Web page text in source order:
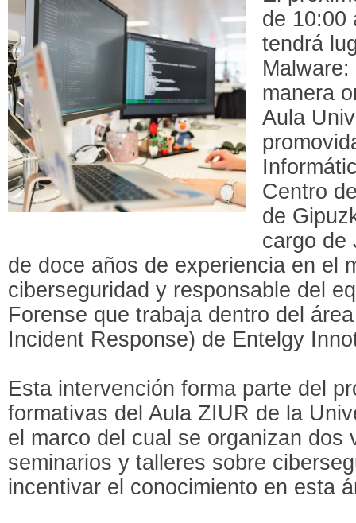
de 10:00
tendrá
Malware:
manera
Aula
Centro
de
cargo de
de doce años de experiencia en el
ciberseguridad y responsable del
Forense que trabaja dentro del
Incident Response) de Entelgy
Esta intervención forma parte del
formativas del Aula ZIUR de la
el marco del cual se organizan dos
seminarios y talleres sobre
incentivar el conocimiento en esta